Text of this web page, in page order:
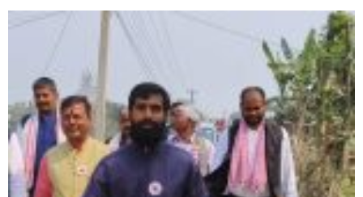
सिराहाको औरहीमा जेन-जी भेला सम्पन्न